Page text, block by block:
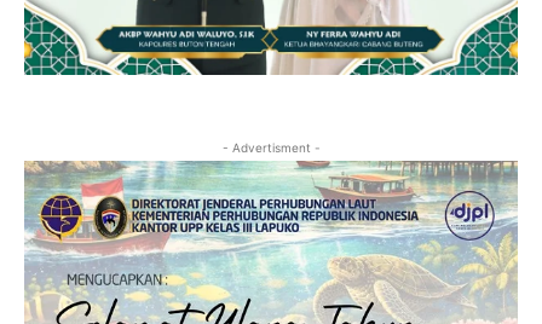
- Advertisment -